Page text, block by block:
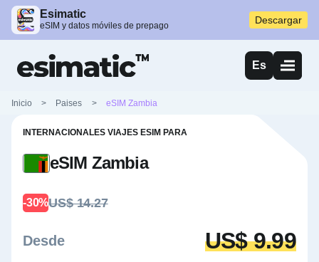
Esimatic
eSIM y datos móviles de prepago Descargar
Es
Inicio > Paises > eSIM Zambia
INTERNACIONALES VIAJES ESIM PARA
eSIM Zambia
-30%US$ 14.27
Desde US$ 9.99